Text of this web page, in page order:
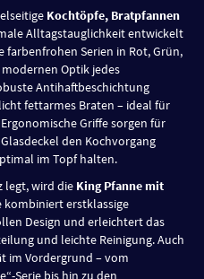
Kochtöpfe, Bratpfannen
Alltagstauglichkeit entwickelt
Serien in Rot, Grün,
Optik jedes
Antihaftbeschichtung
fettarmes Braten – ideal für
Griffe sorgen für
den Kochvorgang
im Topf halten.
legt, wird die King Pfanne mit
kombiniert erstklassige
Design und erleichtert das
und leichte Reinigung. Auch
im Vordergrund – vom
Serie bis hin zu den